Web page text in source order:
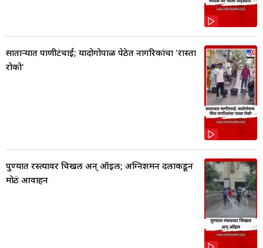
साताऱ्यात पाणीटंचाई; यादोगोपाळ पेठेत नागरिकांचा 'रास्ता
रोको'
पुण्यात रस्त्यावर चिखल अन् ऑइल; अग्निशमन दलाकडून
मोठं आवाहन